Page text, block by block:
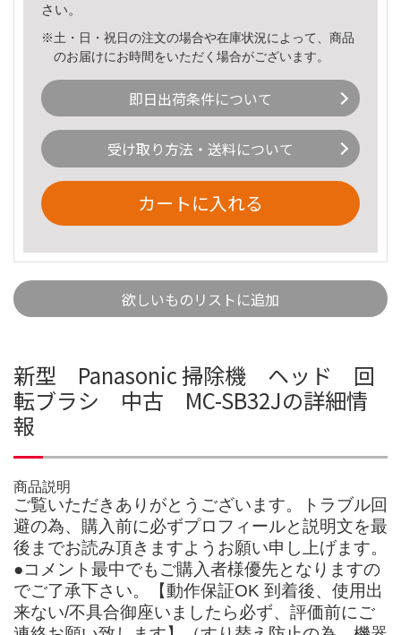
さい。
※土・日・祝日の注文の場合や在庫状況によって、商品
のお届けにお時間をいただく場合がございます。
即日出荷条件について
受け取り方法・送料について
カートに入れる
欲しいものリストに追加
新型 Panasonic 掃除機 ヘッド 回
転ブラシ 中古 MC-SB32Jの詳細情
報
商品説明
ご覧いただきありがとうございます。トラブル回
避の為、購入前に必ずプロフィールと説明文を最
後までお読み頂きますようお願い申し上げます。
●コメント最中でもご購入者様優先となりますの
でご了承下さい。【動作保証OK 到着後、使用出
来ない/不具合御座いましたら必ず、評価前にご